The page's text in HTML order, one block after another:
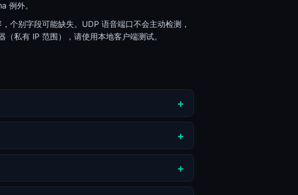
例外。
个别字段可能缺失。UDP 语音端口不会主动检测，
私有 IP 范围），请使用本地客户端测试。